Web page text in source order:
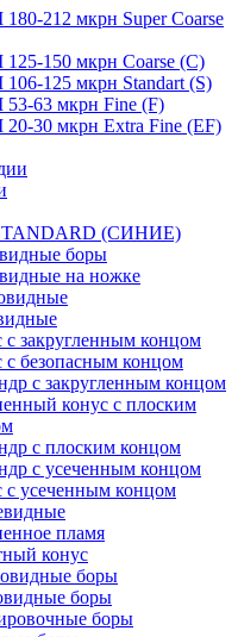
212 мкрн Super Coarse
150 мкрн Coarse (C)
125 мкрн Standart (S)
63 мкрн Fine (F)
30 мкрн Extra Fine (EF)
(СИНИЕ)
боры
на ножке
с закругленным концом
с безопасным концом
с закругленным концом
конус с плоским
с плоским концом
с усеченным концом
с усеченным концом
пламя
конус
боры
боры
боры